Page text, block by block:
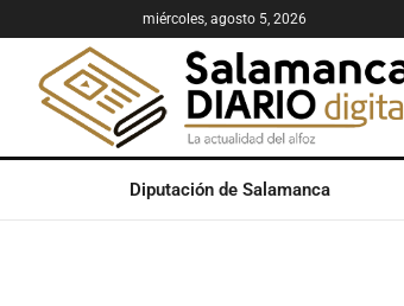
miércoles, agosto 5, 2026
Diputación de Salamanca